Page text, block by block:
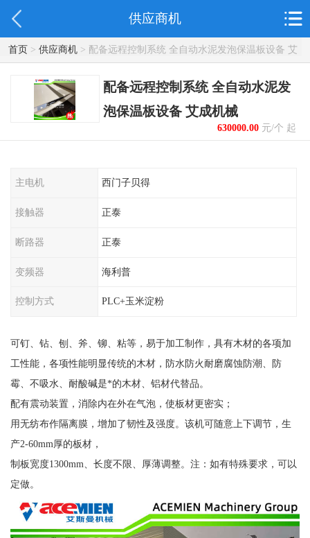
供应商机
首页> 供应商机> 配备远程控制系统 全自动水泥发泡保温板设备 艾
成机械
配备远程控制系统 全自动水泥发
泡保温板设备 艾成机械
630000.00元/个 起
主电机 西门子贝得
接触器 正泰
断路器 正泰
变频器 海利普
控制方式 PLC+玉米淀粉
可钉、钻、刨、斧、铆、粘等，易于加工制作，具有木材的各项加
工性能，各项性能明显传统的木材，防水防火耐磨腐蚀防潮、防
霉、不吸水、耐酸碱是*的木材、铝材代替品。
配有震动装置，消除内在外在气泡，使板材更密实；
用无纺布作隔离膜，增加了韧性及强度。该机可随意上下调节，生
产2-60mm厚的板材，
制板宽度1300mm、长度不限、厚薄调整。注：如有特殊要求，可以
定做。